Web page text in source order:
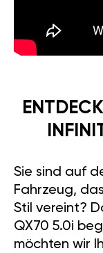
Sie sind auf
Fahrzeug,
Stil vereint?
QX70 5.0i
möchten wir